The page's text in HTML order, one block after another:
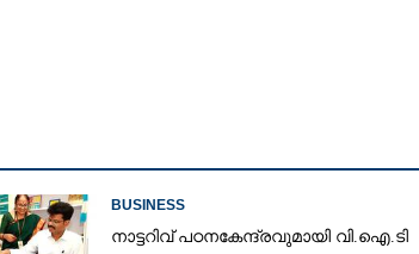
BUSINESS
നാ​ട്ട​റി​വ് ​പ​ഠ​ന​കേ​ന്ദ്ര​വു​മാ​യി​ ​വി.​ഐ.​ടി